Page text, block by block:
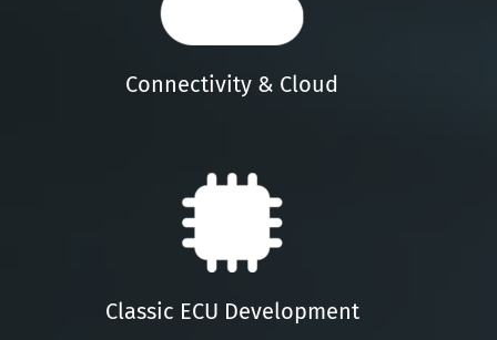
Connectivity & Cloud
Classic ECU Development